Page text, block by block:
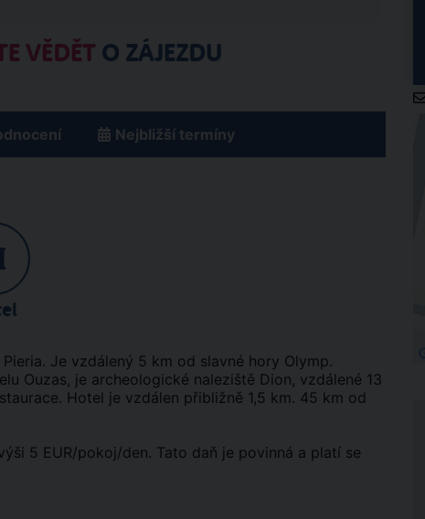
VĚDĚT O ZÁJEZDU
Nejbližší termíny
Je vzdálený 5 km od slavné hory Olymp.
Ouzas, je archeologické naleziště Dion, vzdálené 13
Hotel je vzdálen přibližně 1,5 km. 45 km od
5 EUR/pokoj/den. Tato daň je povinná a platí se